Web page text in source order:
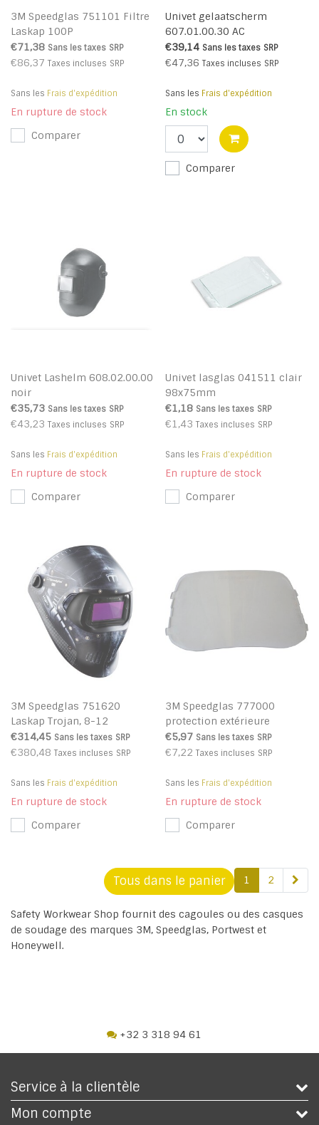
3M Speedglas 751101 Filtre
Laskap 100P
€71,38 Sans les taxes SRP
€86,37 Taxes incluses SRP
Sans les Frais d'expédition
En rupture de stock
Comparer
Univet gelaatscherm
607.01.00.30 AC
€39,14 Sans les taxes SRP
€47,36 Taxes incluses SRP
Sans les Frais d'expédition
En stock
Comparer
Univet Lashelm 608.02.00.00
noir
€35,73 Sans les taxes SRP
€43,23 Taxes incluses SRP
Sans les Frais d'expédition
En rupture de stock
Comparer
Univet lasglas 041511 clair
98x75mm
€1,18 Sans les taxes SRP
€1,43 Taxes incluses SRP
Sans les Frais d'expédition
En rupture de stock
Comparer
3M Speedglas 751620
Laskap Trojan, 8-12
€314,45 Sans les taxes SRP
€380,48 Taxes incluses SRP
Sans les Frais d'expédition
En rupture de stock
Comparer
3M Speedglas 777000
protection extérieure
€5,97 Sans les taxes SRP
€7,22 Taxes incluses SRP
Sans les Frais d'expédition
En rupture de stock
Comparer
Tous dans le panier 1 2
Safety Workwear Shop fournit des cagoules ou des casques
de soudage des marques 3M, Speedglas, Portwest et
Honeywell.
+32 3 318 94 61
Service à la clientèle
Mon compte